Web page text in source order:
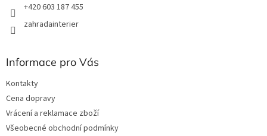
+420 603 187 455
zahradainterier
Informace pro Vás
Kontakty
Cena dopravy
Vrácení a reklamace zboží
Všeobecné obchodní podmínky